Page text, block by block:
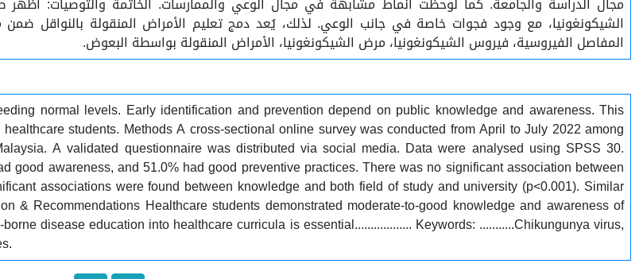
الشيكونغونيا، مع وجود فجوات خاصة في جانب الوعي. لذلك، يُعد دمج تعليم الأمراض المنقولة بالنواقل ضمن
المفاصل الفيروسية، فيروس الشيكونغونيا، مرض الشيكونغونيا، الأمراض المنقولة بواسطة البعوض.
normal levels. Early identification and prevention depend on public knowledge and awareness. This
students. Methods A cross-sectional online survey was conducted from April to July 2022 among
A validated questionnaire was distributed via social media. Data were analysed using SPSS 30.
good awareness, and 51.0% had good preventive practices. There was no significant association between
associations were found between knowledge and both field of study and university (p<0.001). Similar
& Recommendations Healthcare students demonstrated moderate-to-good knowledge and awareness of
disease education into healthcare curricula is essential.................. Keywords: ...........Chikungunya virus,